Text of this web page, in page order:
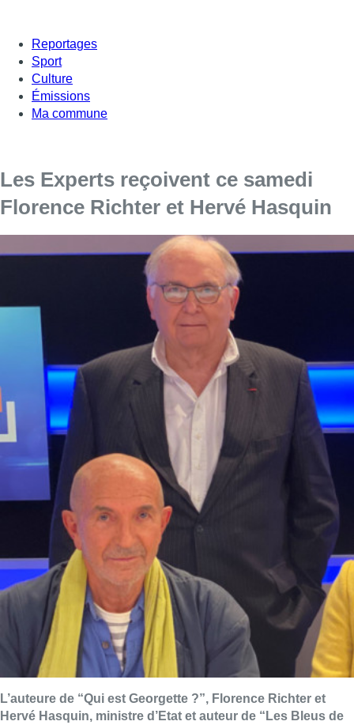
Reportages
Sport
Culture
Émissions
Ma commune
Les Experts reçoivent ce samedi
Florence Richter et Hervé Hasquin
L’auteure de “Qui est Georgette ?”, Florence Richter et
Hervé Hasquin, ministre d’Etat et auteur de “Les Bleus de